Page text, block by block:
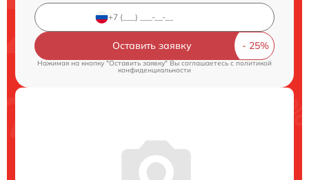
Оставить заявку
Нажимая на кнопку "Оставить заявку" Вы соглашаетесь cполитикой
конфиденциальности